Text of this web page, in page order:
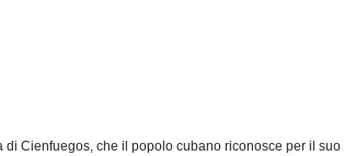
di Cienfuegos, che il popolo cubano riconosce per il suo